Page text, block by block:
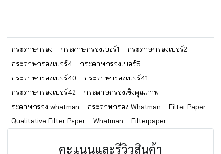
กระดาษกรอง กระดาษกรองเบอร์1
กระดาษกรองเบอร์2
กระดาษกรองเบอร์4
กระดาษกรองเบอร์5
กระดาษกรองเบอร์40
กระดาษกรองเบอร์41
กระดาษกรองเบอร์42
กระดาษกรองเชิงคุณภาพ
ระดาษกรอง whatman
กระดาษกรอง Whatman
Filter Paper
Qualitative Filter Paper
Whatman Filterpaper
คะแนนและรีวิวสินค้า